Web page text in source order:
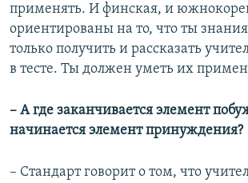
применять. И финская, и
ориентированы на то, что ты
только получить и рассказать
в тесте. Ты должен уметь их
– А где заканчивается элемент
начинается элемент принуждения?
– Стандарт говорит о том, что